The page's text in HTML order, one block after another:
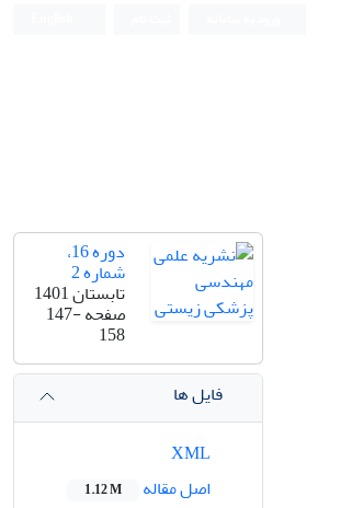
دوره 16،
شماره 2
تابستان 1401
صفحه147-
158
فایل ها
اصل مقاله
1.12 M